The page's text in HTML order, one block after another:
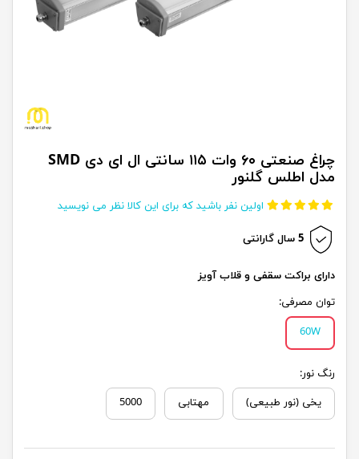
چراغ صنعتی ۶۰ وات ۱۱۵ سانتی ال ای دی SMD
مدل اطلس گلنور
اولین نفر باشید که برای این کالا نظر می نویسید
5 سال گارانتی
دارای براکت سقفی و قلاب آویز
توان مصرفی:
60W
رنگ نور:
یخی (نور طبیعی) مهتابی 5000